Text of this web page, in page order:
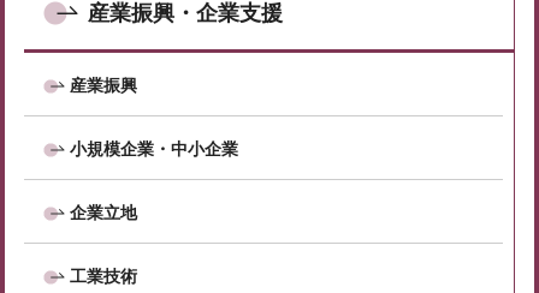
産業振興・企業支援
産業振興
小規模企業・中小企業
企業立地
工業技術